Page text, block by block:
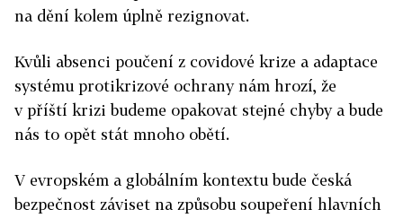
na dění kolem úplně rezignovat.
Kvůli absenci poučení z covidové krize a adaptace
systému protikrizové ochrany nám hrozí, že
v příští krizi budeme opakovat stejné chyby a bude
nás to opět stát mnoho obětí.
V evropském a globálním kontextu bude česká
bezpečnost záviset na způsobu soupeření hlavních